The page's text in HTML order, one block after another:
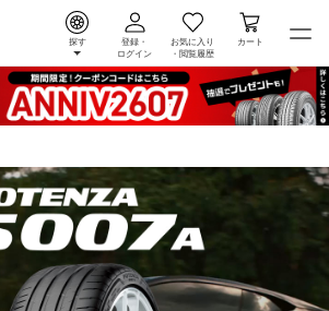
探す
登録・
ログイン
お気に入り
・ 閲覧履歴
カート